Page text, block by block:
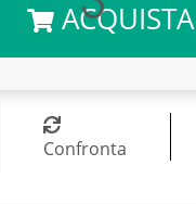
ACQUISTA
Confronta